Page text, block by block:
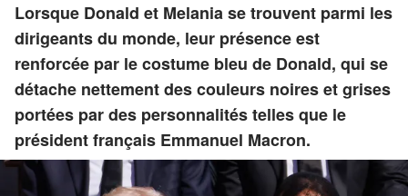
Lorsque Donald et Melania se trouvent parmi les
dirigeants du monde, leur présence est
renforcée par le costume bleu de Donald, qui se
détache nettement des couleurs noires et grises
portées par des personnalités telles que le
président français Emmanuel Macron.